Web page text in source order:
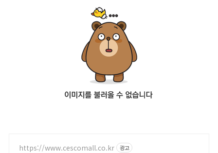
https://www.cescomall.co.kr 광고